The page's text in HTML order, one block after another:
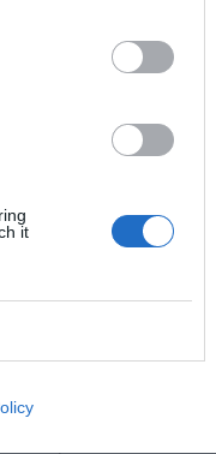
it
ELEKTRONIKOA